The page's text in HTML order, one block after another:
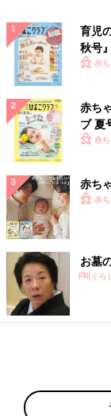
育児
秋号
いっ
赤
赤ち
ブ 夏
く！
赤
赤ち
赤
お墓
PR(くら